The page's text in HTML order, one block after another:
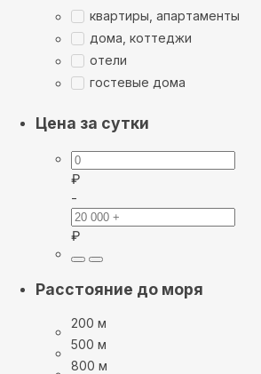
квартиры, апартаменты
дома, коттеджи
отели
гостевые дома
Цена за сутки
₽
-
₽
Расстояние до моря
200 м
500 м
800 м